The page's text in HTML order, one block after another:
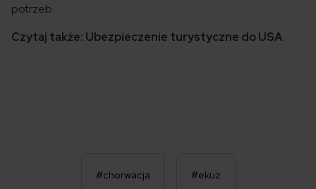
potrzeb.
Czytaj także: Ubezpieczenie turystyczne do USA
#chorwacja #ekuz